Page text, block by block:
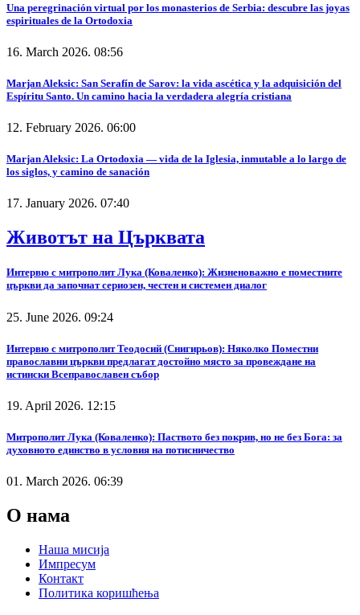
Una peregrinación virtual por los monasterios de Serbia: descubre las joyas
espirituales de la Ortodoxia
16. March 2026. 08:56
Marjan Aleksic: San Serafín de Sarov: la vida ascética y la adquisición del
Espíritu Santo. Un camino hacia la verdadera alegría cristiana
12. February 2026. 06:00
Marjan Aleksic: La Ortodoxia — vida de la Iglesia, inmutable a lo largo de
los siglos, y camino de sanación
17. January 2026. 07:40
Животът на Църквата
Интервю с митрополит Лука (Коваленко): Жизненоважно е поместните
църкви да започнат сериозен, честен и системен диалог
25. June 2026. 09:24
Интервю с митрополит Теодосий (Снигирьов): Няколко Поместни
православни църкви предлагат достойно място за провеждане на
истински Всеправославен събор
19. April 2026. 12:15
Митрополит Лука (Коваленко): Паството без покрив, но не без Бога: за
духовното единство в условия на потисничество
01. March 2026. 06:39
О нама
Наша мисија
Импресум
Контакт
Политика коришћења